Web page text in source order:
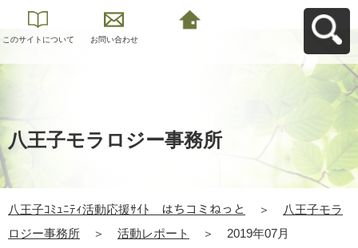
このサイトについて お問い合わせ
八王子モラロジー事務所
八王子ｺﾐｭﾆﾃｨ活動応援ｻｲﾄ はちコミねっと ＞
八王子モラ
ロジー事務所
＞ 活動レポート ＞ 2019年07月